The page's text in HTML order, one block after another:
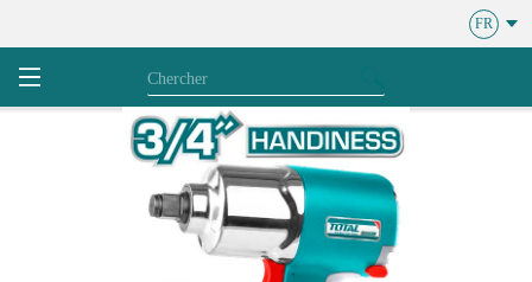
FR